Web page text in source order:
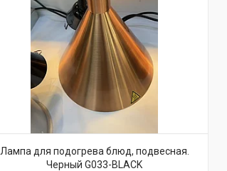
Лампа для подогрева блюд, подвесная.
Черный G033-BLACK